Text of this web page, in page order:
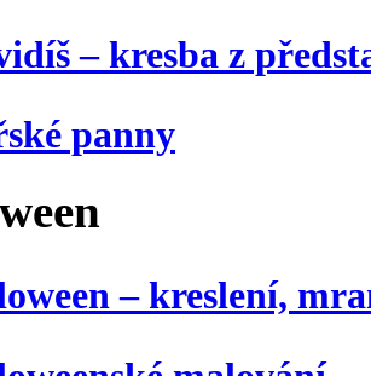
– kresba z
panny
– kreslení,